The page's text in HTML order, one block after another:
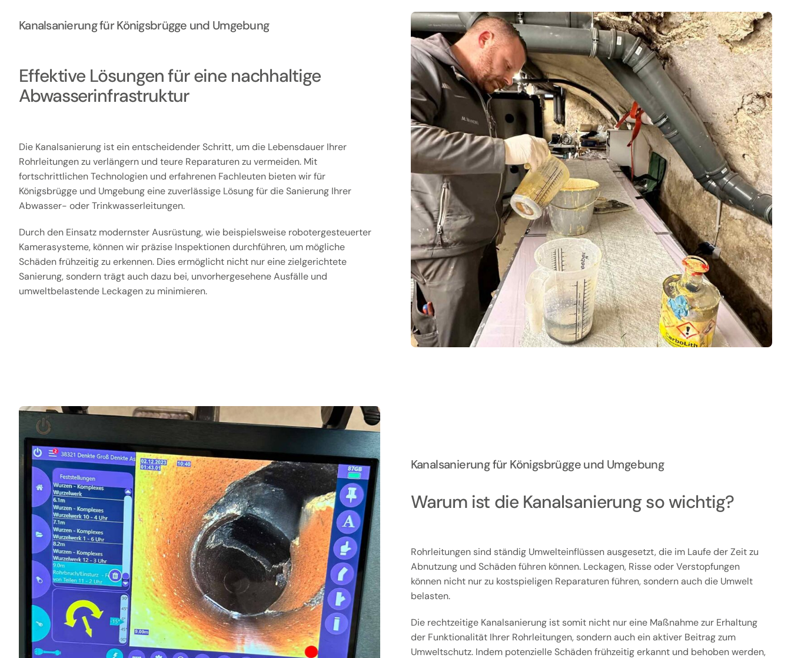
Kanalsanierung für Königsbrügge und Umgebung
Effektive Lösungen für eine nachhaltige
Abwasserinfrastruktur
Die Kanalsanierung ist ein entscheidender Schritt, um die Lebensdauer Ihrer
Rohrleitungen zu verlängern und teure Reparaturen zu vermeiden. Mit
fortschrittlichen Technologien und erfahrenen Fachleuten bieten wir für
Königsbrügge und Umgebung eine zuverlässige Lösung für die Sanierung Ihrer
Abwasser- oder Trinkwasserleitungen.
Durch den Einsatz modernster Ausrüstung, wie beispielsweise robotergesteuerter
Kamerasysteme, können wir präzise Inspektionen durchführen, um mögliche
Schäden frühzeitig zu erkennen. Dies ermöglicht nicht nur eine zielgerichtete
Sanierung, sondern trägt auch dazu bei, unvorhergesehene Ausfälle und
umweltbelastende Leckagen zu minimieren.
Kanalsanierung für Königsbrügge und Umgebung
Warum ist die Kanalsanierung so wichtig?
Rohrleitungen sind ständig Umwelteinflüssen ausgesetzt, die im Laufe der Zeit zu
Abnutzung und Schäden führen können. Leckagen, Risse oder Verstopfungen
können nicht nur zu kostspieligen Reparaturen führen, sondern auch die Umwelt
belasten.
Die rechtzeitige Kanalsanierung ist somit nicht nur eine Maßnahme zur Erhaltung
der Funktionalität Ihrer Rohrleitungen, sondern auch ein aktiver Beitrag zum
Umweltschutz. Indem potenzielle Schäden frühzeitig erkannt und behoben werden,